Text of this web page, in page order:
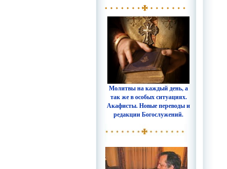
Молитвы на каждый день, а
так же в особых ситуациях.
Акафисты. Новые переводы и
редакции Богослужений.